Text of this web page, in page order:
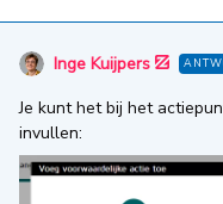
Inge Kuijpers
Je kunt het bij het
invullen: